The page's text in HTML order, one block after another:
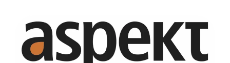
Inhalt
springen